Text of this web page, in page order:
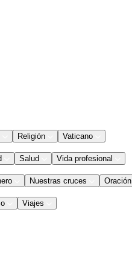
Religión Vaticano
Salud Vida profesional
Nuestras cruces Oración
Viajes